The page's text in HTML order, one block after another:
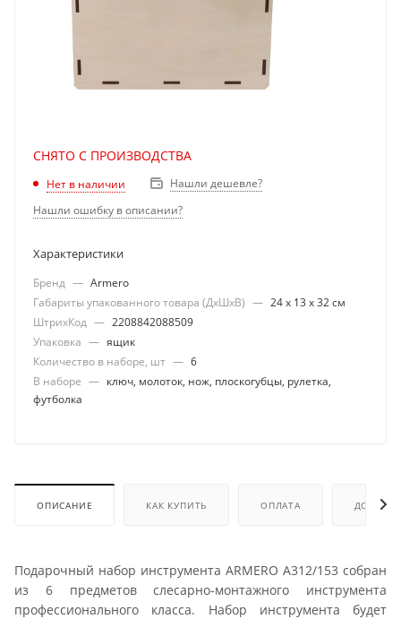
СНЯТО С ПРОИЗВОДСТВА
Нет в наличии
Нашли дешевле?
Нашли ошибку в описании?
Характеристики
Бренд — Armero
Габариты упакованного товара (ДхШхВ) — 24 х 13 х 32 см
ШтрихКод — 2208842088509
Упаковка — ящик
Количество в наборе, шт — 6
В наборе — ключ, молоток, нож, плоскогубцы, рулетка,
футболка
ОПИСАНИЕ КАК КУПИТЬ ОПЛАТА
Подарочный набор инструмента ARMERO А312/153 собран
из 6 предметов слесарно-монтажного инструмента
профессионального класса. Набор инструмента будет